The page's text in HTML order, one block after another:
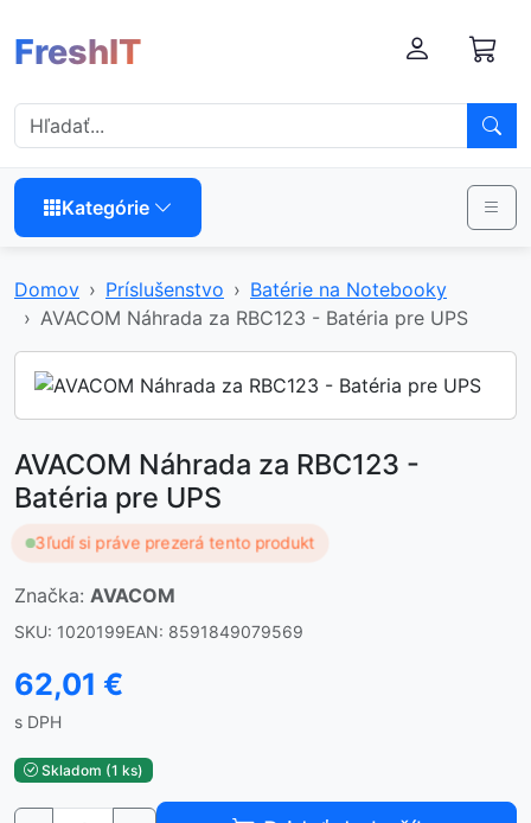
FreshIT
Kategórie
Domov Príslušenstvo
Batérie na Notebooky
AVACOM Náhrada za RBC123 - Batéria pre UPS
AVACOM Náhrada za RBC123 -
Batéria pre UPS
3ľudí si práve prezerá tento produkt
Značka: AVACOM
SKU: 1020199EAN: 8591849079569
62,01 €
s DPH
Skladom (1 ks)